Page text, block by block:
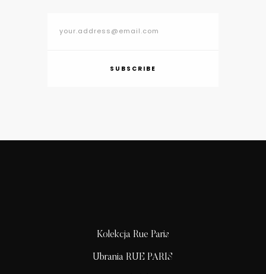
SUBSCRIBE
Kolekcja Rue Paris
Ubrania RUE PARIS